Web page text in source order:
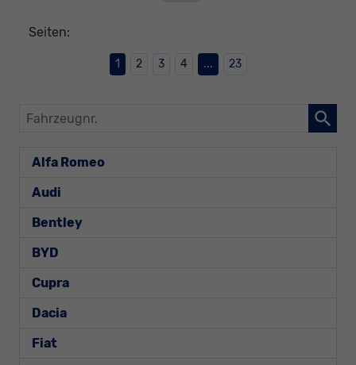
Seiten:
1 2 3 4 ... 23
Fahrzeugnr.
Alfa Romeo
Audi
Bentley
BYD
Cupra
Dacia
Fiat